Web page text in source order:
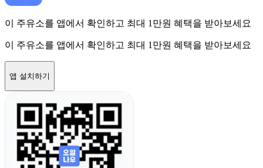
이 주유소를 앱에서 확인하고 최대 1만원 혜택을 받아보세요
이 주유소를 앱에서 확인하고 최대 1만원 혜택을 받아보세요
앱 설치하기